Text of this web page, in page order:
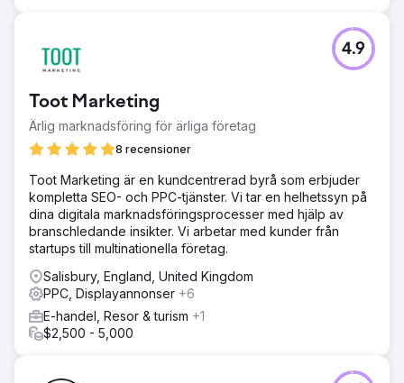
Toot Marketing
Ärlig marknadsföring för ärliga företag
8 recensioner
4.9
Toot Marketing är en kundcentrerad byrå som erbjuder
kompletta SEO- och PPC-tjänster. Vi tar en helhetssyn på
dina digitala marknadsföringsprocesser med hjälp av
branschledande insikter. Vi arbetar med kunder från
startups till multinationella företag.
Salisbury, England, United Kingdom
PPC, Displayannonser +6
E-handel, Resor & turism +1
$2,500 - 5,000